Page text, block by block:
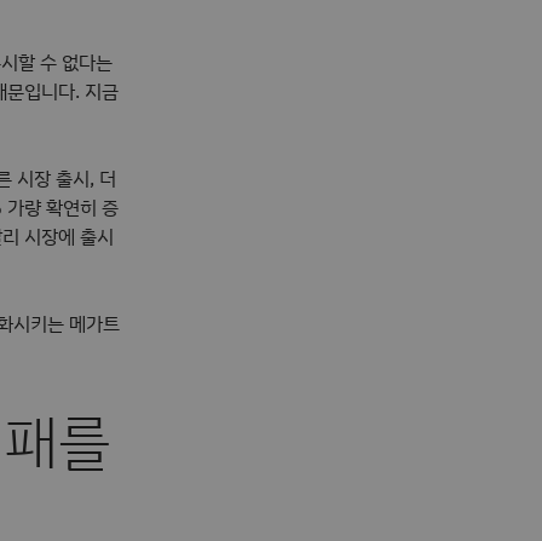
할 수 없다는
문입니다. 지금
시장 출시, 더
량 확연히 증
시장에 출시
시키는 메가트
를